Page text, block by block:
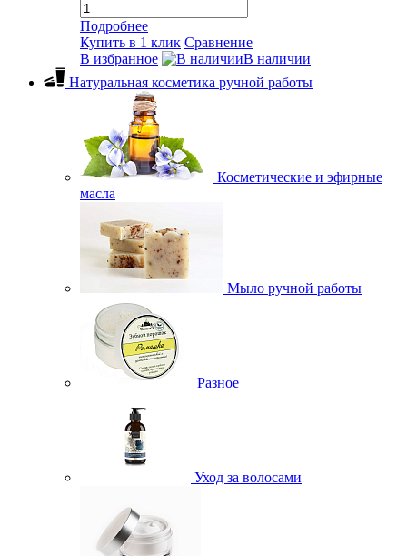
Подробнее
Купить в 1 клик Сравнение
В избранное
В наличии
Натуральная косметика ручной работы
Косметические и эфирные
масла
Мыло ручной работы
Разное
Уход за волосами